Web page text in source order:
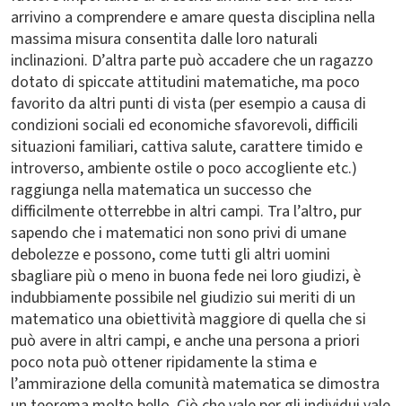
arrivino a comprendere e amare questa disciplina nella
massima misura consentita dalle loro naturali
inclinazioni. D’altra parte può accadere che un ragazzo
dotato di spiccate attitudini matematiche, ma poco
favorito da altri punti di vista (per esempio a causa di
condizioni sociali ed economiche sfavorevoli, difficili
situazioni familiari, cattiva salute, carattere timido e
introverso, ambiente ostile o poco accogliente etc.)
raggiunga nella matematica un successo che
difficilmente otterrebbe in altri campi. Tra l’altro, pur
sapendo che i matematici non sono privi di umane
debolezze e possono, come tutti gli altri uomini
sbagliare più o meno in buona fede nei loro giudizi, è
indubbiamente possibile nel giudizio sui meriti di un
matematico una obiettività maggiore di quella che si
può avere in altri campi, e anche una persona a priori
poco nota può ottener ripidamente la stima e
l’ammirazione della comunità matematica se dimostra